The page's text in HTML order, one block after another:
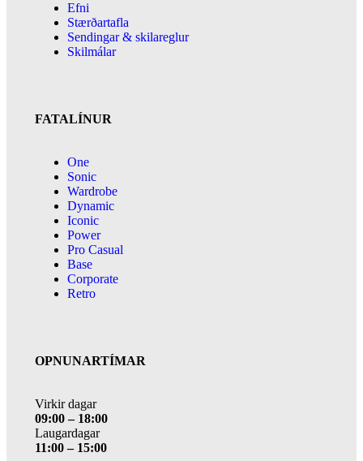
Efni
Stærðartafla
Sendingar & skilareglur
Skilmálar
FATALÍNUR
One
Sonic
Wardrobe
Dynamic
Iconic
Power
Pro Casual
Base
Corporate
Retro
OPNUNARTÍMAR
Virkir dagar
09:00 – 18:00
Laugardagar
11:00 – 15:00